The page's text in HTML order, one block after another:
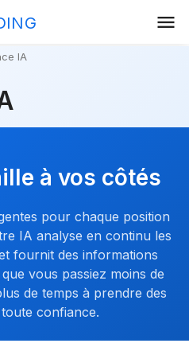
menu
IA
à vos côtés
pour chaque position
IA analyse en continu les
fournit des informations
vous passiez moins de
de temps à prendre des
confiance.